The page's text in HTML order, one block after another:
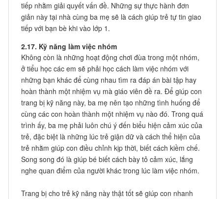
tiếp nhằm giải quyết vấn đề. Những sự thực hành đơn
giản này tại nhà cùng ba mẹ sẽ là cách giúp trẻ tự tin giao
tiếp với bạn bè khi vào lớp 1.
2.17. Kỹ năng làm việc nhóm
Không còn là những hoạt động chơi đùa trong một nhóm,
ở tiểu học các em sẽ phải học cách làm việc nhóm với
những bạn khác để cùng nhau tìm ra đáp án bài tập hay
hoàn thành một nhiệm vụ mà giáo viên đề ra. Để giúp con
trang bị kỹ năng này, ba mẹ nên tạo những tình huống để
cùng các con hoàn thành một nhiệm vụ nào đó. Trong quá
trình ấy, ba mẹ phải luôn chú ý đến biểu hiện cảm xúc của
trẻ, đặc biệt là những lúc trẻ giận dữ và cách thể hiện của
trẻ nhằm giúp con điều chỉnh kịp thời, biết cách kiềm chế.
Song song đó là giúp bé biết cách bày tỏ cảm xúc, lắng
nghe quan điểm của người khác trong lúc làm việc nhóm.
Trang bị cho trẻ kỹ năng này thật tốt sẽ giúp con nhanh